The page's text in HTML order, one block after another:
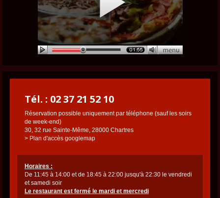
Tél. : 02 37 21 52 10
Réservation possible uniquement par téléphone (sauf les soirs
de week-end)
30, 32 rue Sainte-Même, 28000 Chartres
> Plan d'accès googlemap
Horaires :
De 11:45 à 14:00 et de 18:45 à 22:00 jusqu'à 22:30 le vendredi
et samedi soir
Le restaurant est fermé le mardi et mercredi